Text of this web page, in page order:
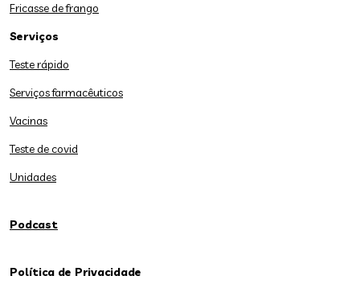
Fricasse de frango
Serviços
Teste rápido
Serviços farmacêuticos
Vacinas
Teste de covid
Unidades
Podcast
Política de Privacidade